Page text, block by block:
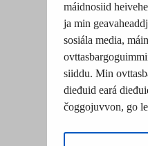
máidnosiid
ja min
sosiála media,
siiddu. Min
dieđuid eará
čoggojuvvon, go